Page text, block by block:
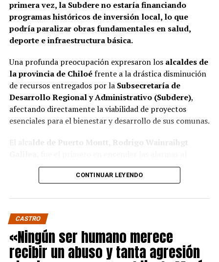
primera vez, la Subdere no estaría financiando
programas históricos de inversión local, lo que
podría paralizar obras fundamentales en salud,
deporte e infraestructura básica.
Una profunda preocupación expresaron los alcaldes de
la provincia de Chiloéfrente a la drástica disminución
de recursos entregados por la Subsecretaría de
Desarrollo Regional y Administrativo (Subdere),
afectando directamente la viabilidad de proyectos
esenciales para el bienestar y desarrollo de sus comunas.
El alca lde de Puerto Montt, Rodrigo Wainraihgt
denunciar públicamente que la Subdere no cuenta con
fondos para financiar iniciativas del Programa de
Mejoramiento de Barrios (PMB), a pesar de que muchas
ya estaban declaradas elegibles.
historia, la Subdere no tiene recursos para estos
programas fundamentales”, afirmó el edil de la capital
regional de Los Lagos.
CONTINUAR LEYENDO
CASTRO
«Ningún ser humano merece
recibir un abuso y tanta agresión